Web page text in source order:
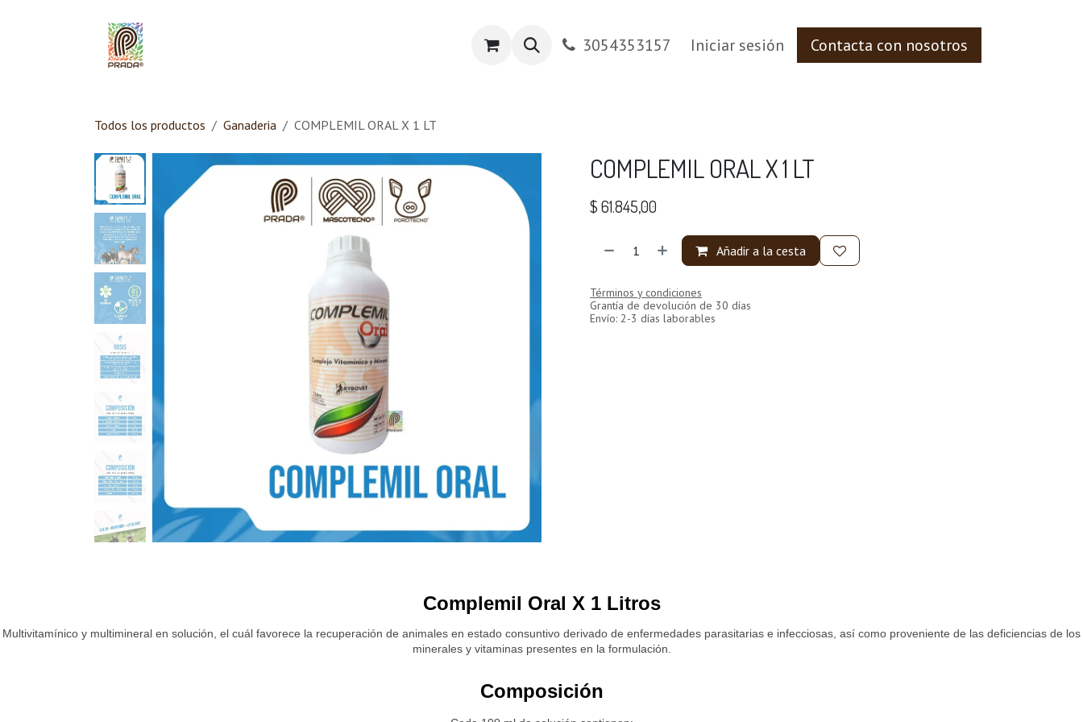
Tienda PRADA Contáctenos
3054353157 Iniciar sesión Contacta con nosotros
Todos los productos Ganaderia COMPLEMIL ORAL X 1 LT
COMPLEMIL ORAL X 1 LT
$61.845,00
Añadir a la cesta
Términos y condiciones
Grantía de devolución de 30 días
Envío: 2-3 días laborables
Complemil Oral X 1 Litros
Multivitamínico y multimineral en solución, el cuál favorece la recuperación de animales en estado consuntivo derivado de enfermedades parasitarias e infecciosas, así como proveniente de las deficiencias de los
minerales y vitaminas presentes en la formulación.
Composición